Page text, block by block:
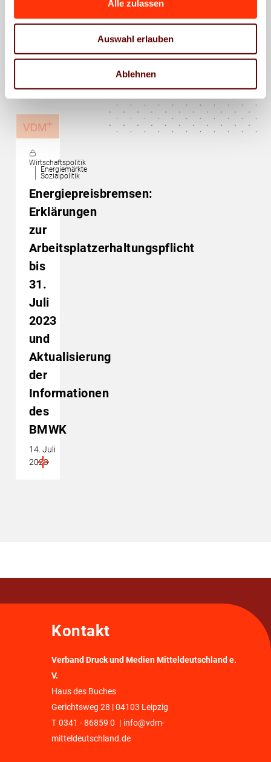
Alle zulassen
Auswahl erlauben
Ablehnen
Das könnte Sie auch
interessieren
Wirtschaftspolitik
Energiemärkte
Sozialpolitik
Energiepreisbremsen:
Erklärungen
zur
Arbeitsplatzerhaltungspflicht
bis
31.
Juli
2023
und
Aktualisierung
der
Informationen
des
BMWK
14. Juli
2023
Kontakt
Verband Druck und Medien Mitteldeutschland e.
V.
Haus des Buches
Gerichtsweg 28 | 04103 Leipzig
T 0341 - 86859 0 | info@vdm-
mitteldeutschland.de